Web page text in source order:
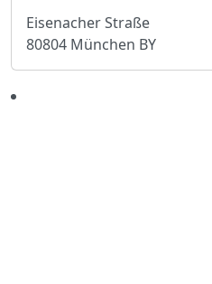
Eisenacher Straße
80804 München BY